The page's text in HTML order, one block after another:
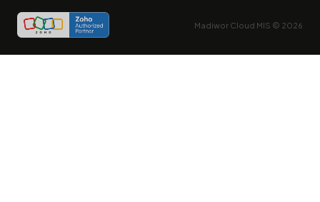
Madiwor Cloud MIS © 2026